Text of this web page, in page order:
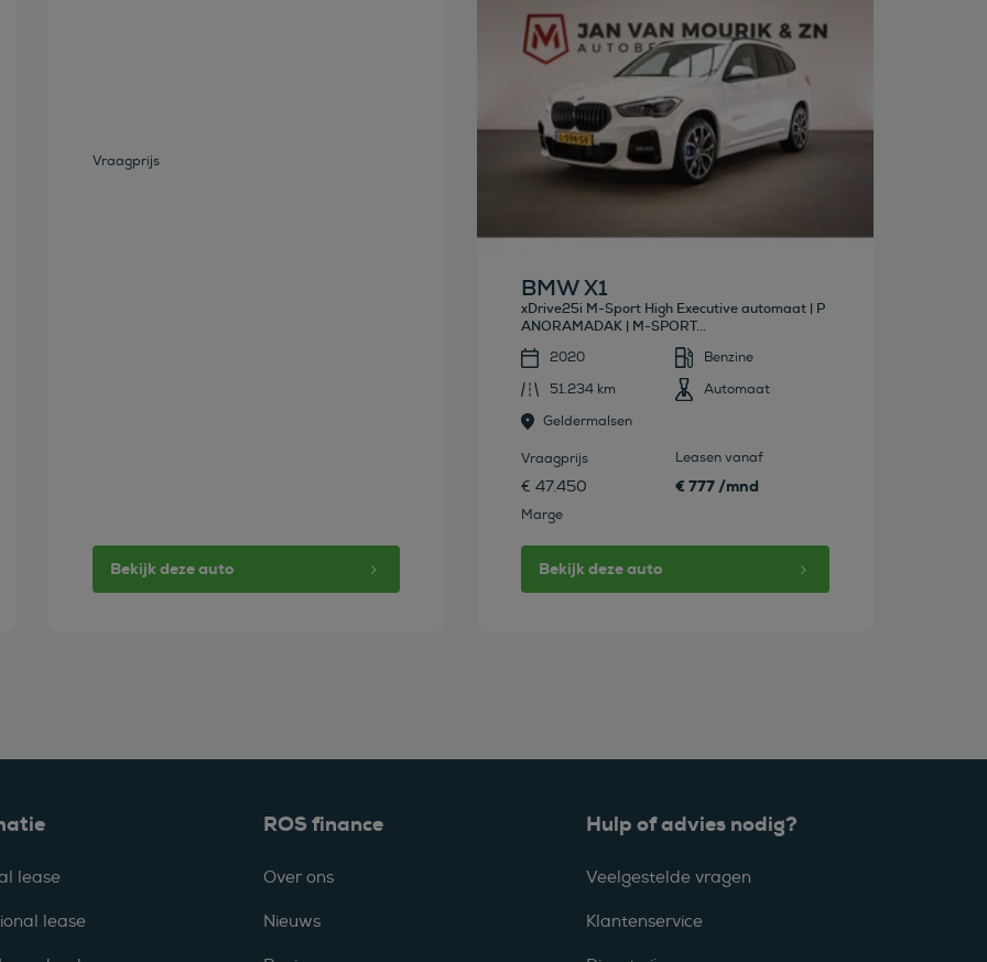
Vraagprijs
Bekijk deze auto
BMW X1
xDrive25i M-Sport High Executive automaat | P
ANORAMADAK | M-SPORT...
2020
Benzine
51.234 km
Automaat
Geldermalsen
Vraagprijs
€ 47.450
Marge
Leasen vanaf
€ 777 /mnd
Bekijk deze auto
lease
lease
ROS finance
Over ons
Nieuws
Hulp of advies nodig?
Veelgestelde vragen
Klantenservice